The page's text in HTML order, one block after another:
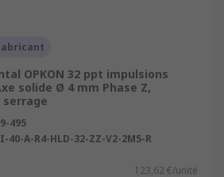
OPKON 32 ppt impulsions
solide Ø 4 mm Phase Z,
serrage
495
40-A-R4-HLD-32-ZZ-V2-2M5-R
123,62 €/unité